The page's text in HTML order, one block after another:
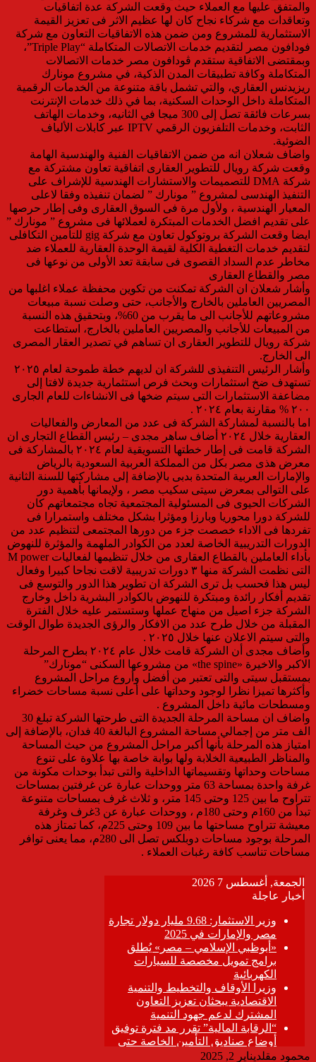
والمتفق عليها مع العملاء حيث وقعت الشركة عدة اتفاقيات
وتعاقدات مع شركاء نجاح كان لها عظيم الاثر فى تعزيز القيمة
الاستثمارية للمشروع ومن ضمن هذه الاتفاقيات التعاون مع شركة
فودافون مصر لتقديم خدمات الاتصالات المتكاملة “Triple Play”،
وبمقتضى الاتفاقية ستقدم ڤودافون مصر خدمات الاتصالات
المتكاملة وكافة تطبيقات المدن الذكية، في مشروع مونارك
ريزيدنس العقاري، والتي تشمل باقة متنوعة من الخدمات الرقمية
المتكاملة داخل الوحدات السكنية، بما في ذلك خدمات الإنترنت
بسرعات فائقة تصل إلى 300 ميجا في الثانيه، وخدمات الهاتف
الثابت، وخدمات التلفزيون الرقمي IPTV عبر كابلات الألياف
الضوئية.
واضاف شعلان انه من ضمن الاتفاقيات الفنية والهندسية الهامة
وقعت شركة رويال للتطوير العقارى اتفاقية تعاون مشتركة مع
شركة DMA للتصميمات والاستشارات الهندسية للإشراف على
التنفيذ الهندسى لمشروع ” مونارك ” لضمان تنفيذه وفقا لاعلى
المعيار الهندسية ، ولأول مرة فى السوق العقارى وفى إطار حرصها
على تقديم افضل الخدمات المبتكرة لعملائها فى مشروع ” مونارك ”
ايضا وقعت الشركة بروتوكول تعاون مع شركة gig للتأمين التكافلى
لتقديم خدمات التغطية الكلية لقيمة الوحدة العقارية للعملاء ضد
مخاطر عدم السداد القصوى فى سابقة تعد الأولى من نوعها فى
مصر والقطاع العقارى
وأشار شعلان ان الشركة تمكنت من تكوين محفظة عملاء اغلبها من
المصريين العاملين بالخارج والأجانب، حتى وصلت نسبة مبيعات
مشروعاتهم للأجانب الى ما يقرب من 60%، وبتحقيق هذه النسبة
من المبيعات للأجانب والمصريين العاملين بالخارج، استطاعت
شركة رويال للتطوير العقارى ان تساهم في تصدير العقار المصرى
الى الخارج.
وأشار الرئيس التنفيذى للشركة ان لديهم خطة طموحة لعام ٢٠٢٥
تستهدف ضخ استثمارات وبحث فرص استثمارية جديدة لافتا إلى
مضاعفة الاستثمارات التى سيتم ضخها فى الانشاءات للعام الجارى
٢٠٠ % مقارنة بعام ٢٠٢٤ .
اما بالنسبة لمشاركة الشركة فى عدد من المعارض والفعاليات
العقارية خلال ٢٠٢٤ أضاف ساهر مجدى – رئيس القطاع التجارى ان
الشركة قامت فى إطار خطتها التسويقية لعام ٢٠٢٤ بالمشاركة فى
معرض هذى مصر بكل من المملكة العربية السعودية بالرياض
والإمارات العربية المتحدة بدبى بالإضافة إلى مشاركتها للسنة الثانية
على التوالى بمعرض سيتى سكيب مصر ، ولإيمانها بأهمية دور
الشركات الحيوى فى المسئولية المجتمعية تجاه مجتمعاتهم كان
للشركة دورا محوريا وبارزا ومؤثرا بشكل مختلف واستمرارا فى
تفردها فى الاداء خصصت جزء من دورها المجتمعى لتنظيم عدد من
الدورات التدريبية الخاصة لعدد من الكوادر الملهمة والمؤثرة للنهوض
بأداء العاملين بالقطاع العقارى من خلال تنظيمها لفعاليات M power
التى نظمت الشركة منها ٣ دورات تدريبية لاقت نجاحا كبيرا وفعال
ليس هذا فحسب بل ترى الشركة ان تطوير هذا الدور والتوسع فى
تقديم أفكار رائدة ومبتكرة للنهوض بالكوادر البشرية داخل وخارج
الشركة جزء اصيل من منهاج عملها وستستمر عليه خلال الفترة
المقبلة من خلال طرح عدد من الافكار والرؤى الجديدة طوال الوقت
والتى سيتم الاعلان عنها خلال ٢٠٢٥ .
وأضاف مجدى أن الشركة قامت خلال عام ٢٠٢٤ بطرح المرحلة
الاكبر والاخيرة «the spine» من مشروعها السكنى “مونارك”
بمستقبل سيتى والتى تعتبر من أفضل وأروع مراحل المشروع
وأكثرها تميزا نظرا لوجود وحداتها على أعلى نسبة مساحات خضراء
ومسطحات مائية داخل المشروع .
واضاف ان مساحة المرحلة الجديدة التى طرحتها الشركة تبلغ 30
الف متر من إجمالي مساحة المشروع البالغة 40 فدان، بالإضافة إلى
امتياز هذه المرحلة بأنها أكبر مراحل المشروع من حيث المساحة
والمناظر الطبيعية الخلابة ولها بوابة خاصة بها علاوة على تنوع
مساحات وحداتها وتقسيماتها الداخلية والتى تبدأ بوحدات مكونة من
غرفة واحدة بمساحة 63 متر ووحدات عبارة عن غرفتين بمساحات
تتراوح ما بين 125 وحتى 145 متر، و ثلاث غرف بمساحات متنوعة
تبدأ من 160م وحتى 180م ، ووحدات عبارة عن 3غرف وغرفة
معيشة تتراوح مساحتها ما بين 109 وحتى 225م، كما تمتاز هذه
المرحلة بوجود مساحات دوبلكس تصل الى 280م، مما يعنى توافر
مساحات تناسب كافة رغبات العملاء .
محمود مقلديناير 2, 2025